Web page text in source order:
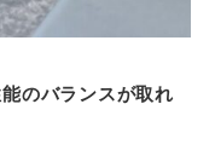
のバランスが取れ